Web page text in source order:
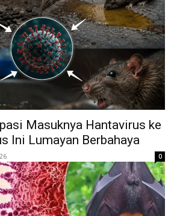
Masuknya Hantavirus ke
Ini Lumayan Berbahaya
0